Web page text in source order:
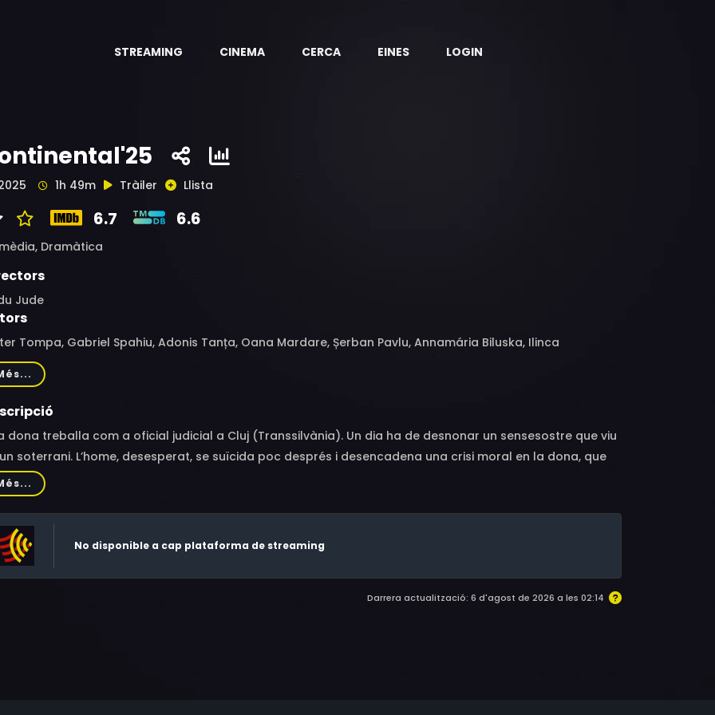
STREAMING CINEMA CERCA EINES LOGIN
1h 49m Tràiler Llista
6.7 6.6
Dramàtica
Jude
Tompa, Gabriel Spahiu, Adonis Tanța, Oana Mardare, Șerban Pavlu, Annamária Biluska, Ilinca
Marius Damian, Adrian Sitaru, Vlad Semenescu, Marius Panduru, Dan Ursu, Cristiana Popescu,
Jude, Daniel Paleacu, Nicodim Ungureanu, Theodor Graur, Rácz Endre, Iulia Mureșan
dona treballa com a oficial judicial a Cluj (Transsilvània). Un dia ha de desnonar un sensesostre que viu
soterrani. L’home, desesperat, se suïcida poc després i desencadena una crisi moral en la dona, que
gestionar els sentiments de culpa com pot.
No disponible a cap plataforma de streaming
Darrera actualització: 6 d'agost de 2026 a les 02:14